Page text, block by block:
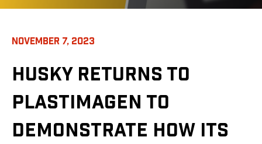
NOVEMBER 7, 2023
HUSKY RETURNS TO
PLASTIMAGEN TO
DEMONSTRATE HOW ITS